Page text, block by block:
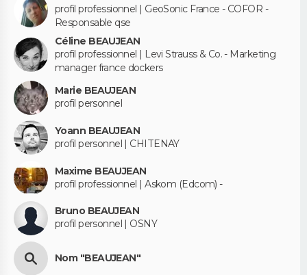
profil professionnel | GeoSonic France - COFOR -
Responsable qse
Céline BEAUJEAN
profil professionnel | Levi Strauss & Co. - Marketing
manager france dockers
Marie BEAUJEAN
profil personnel
Yoann BEAUJEAN
profil personnel | CHITENAY
Maxime BEAUJEAN
profil professionnel | Askom (Edcom) -
Bruno BEAUJEAN
profil personnel | OSNY
Nom "BEAUJEAN"